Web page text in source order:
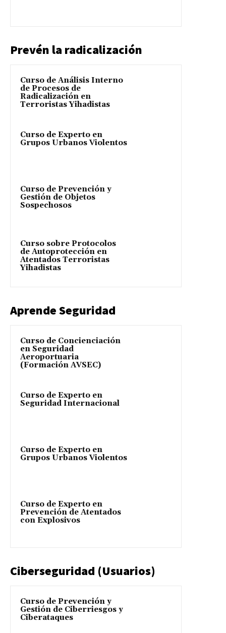
Prevén la radicalización
Curso de Análisis Interno
de Procesos de
Radicalización en
Terroristas Yihadistas
Curso de Experto en
Grupos Urbanos Violentos
Curso de Prevención y
Gestión de Objetos
Sospechosos
Curso sobre Protocolos
de Autoprotección en
Atentados Terroristas
Yihadistas
Aprende Seguridad
Curso de Concienciación
en Seguridad
Aeroportuaria
(Formación AVSEC)
Curso de Experto en
Seguridad Internacional
Curso de Experto en
Grupos Urbanos Violentos
Curso de Experto en
Prevención de Atentados
con Explosivos
Ciberseguridad (Usuarios)
Curso de Prevención y
Gestión de Ciberriesgos y
Ciberataques